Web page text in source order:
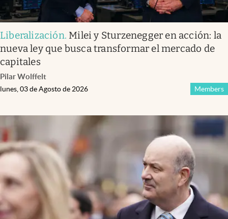
Liberalización. Milei y Sturzenegger en acción: la
nueva ley que busca transformar el mercado de
capitales
Pilar Wolffelt
Members
lunes, 03 de Agosto de 2026